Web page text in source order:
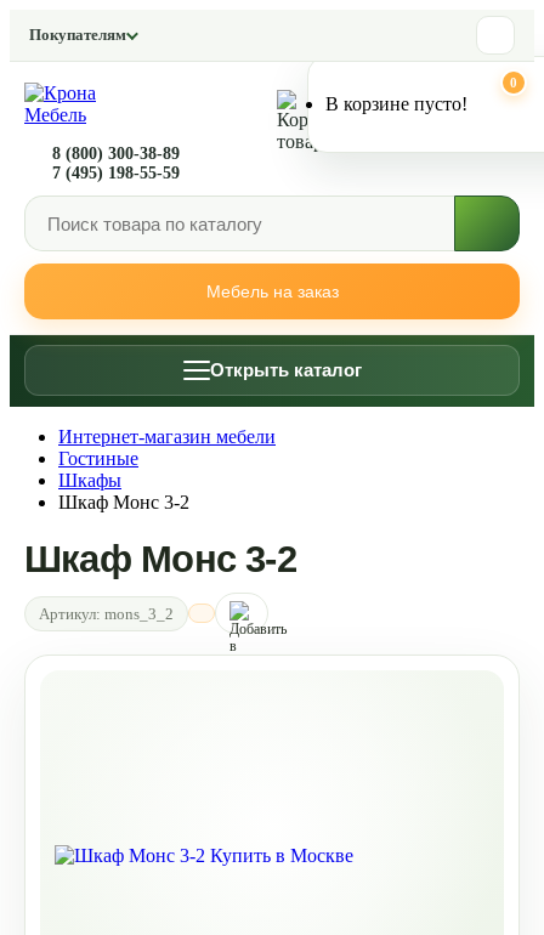
Покупателям
Мебель на заказ
8 (800) 300-38-89
7 (495) 198-55-59
0
В корзине пусто!
Открыть каталог
Интернет-магазин мебели
Гостиные
Шкафы
Шкаф Монс 3-2
Шкаф Монс 3-2
Артикул: mons_3_2
ЛУЧШАЯ ЦЕНА
В ТРЕНДЕ
НОВИНКА